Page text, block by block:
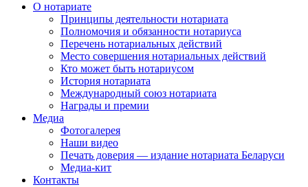
О нотариате
Принципы деятельности нотариата
Полномочия и обязанности нотариуса
Перечень нотариальных действий
Место совершения нотариальных действий
Кто может быть нотариусом
История нотариата
Международный союз нотариата
Награды и премии
Медиа
Фотогалерея
Наши видео
Печать доверия — издание нотариата Беларуси
Медиа-кит
Контакты